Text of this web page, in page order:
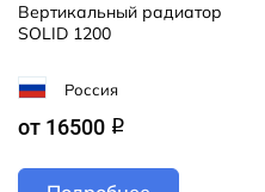
Вертикальный радиатор
SOLID 1200
Россия
от 16500 q